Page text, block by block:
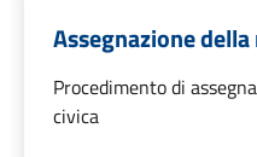
Assegnazione
Procedimento di
civica